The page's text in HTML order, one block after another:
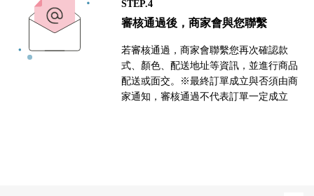
STEP.4
審核通過後，商家會與您聯繫
若審核通過，商家會聯繫您再次確認款
式、顏色、配送地址等資訊，並進行商品
配送或面交。※最終訂單成立與否須由商
家通知，審核通過不代表訂單一定成立